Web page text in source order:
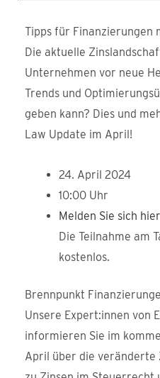
Tipps für Finanzierungen
Die aktuelle
Unternehmen vor neue
Trends und
geben kann? Dies und
Law Update im April!
24. April 2024
10:00 Uhr
Melden Sie sich
Die Teilnahme am
kostenlos.
Brennpunkt
Unsere Expert:innen von
informieren Sie im
April über die veränderte